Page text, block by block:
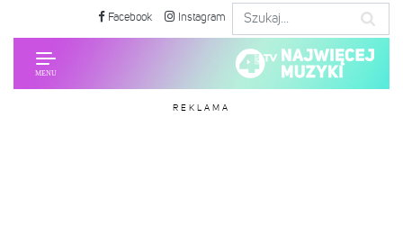
Facebook Instagram
REKLAMA